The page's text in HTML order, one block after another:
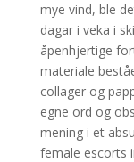
mye vind, ble
dagar i veka i
åpenhjertige
materiale
collager og
egne ord og
mening i et
female escorts